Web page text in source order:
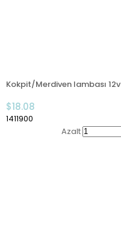
Kokpit/Merdiven lambası 12v
$18.08
1411900
Azalt